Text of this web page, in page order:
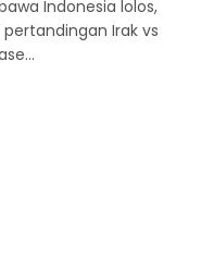
Indonesia lolos,
Irak vs